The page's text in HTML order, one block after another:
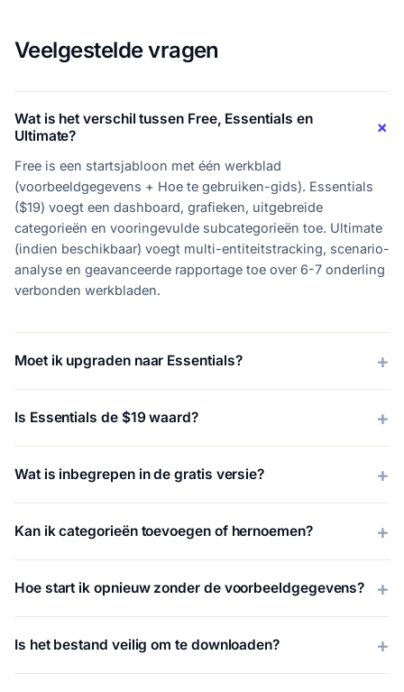
Veelgestelde vragen
Wat is het verschil tussen Free, Essentials en
Ultimate?
Free is een startsjabloon met één werkblad
(voorbeeldgegevens + Hoe te gebruiken-gids). Essentials
($19) voegt een dashboard, grafieken, uitgebreide
categorieën en vooringevulde subcategorieën toe. Ultimate
(indien beschikbaar) voegt multi-entiteitstracking, scenario-
analyse en geavanceerde rapportage toe over 6-7 onderling
verbonden werkbladen.
Moet ik upgraden naar Essentials?
Is Essentials de $19 waard?
Wat is inbegrepen in de gratis versie?
Kan ik categorieën toevoegen of hernoemen?
Hoe start ik opnieuw zonder de voorbeeldgegevens?
Is het bestand veilig om te downloaden?